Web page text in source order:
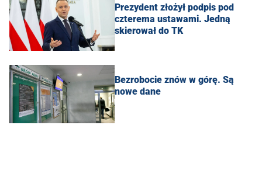
Prezydent złożył podpis pod
czterema ustawami. Jedną
skierował do TK
Bezrobocie znów w górę. Są
nowe dane